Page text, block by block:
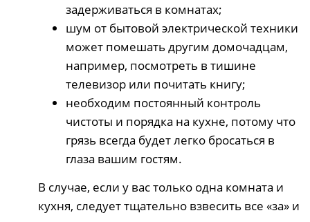
задерживаться в комнатах;
шум от бытовой электрической техники
может помешать другим домочадцам,
например, посмотреть в тишине
телевизор или почитать книгу;
необходим постоянный контроль
чистоты и порядка на кухне, потому что
грязь всегда будет легко бросаться в
глаза вашим гостям.
В случае, если у вас только одна комната и
кухня, следует тщательно взвесить все «за» и